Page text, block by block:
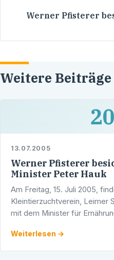
Werner Pfisterer
Weitere Beiträge
13.07.2005
Werner Pfisterer
Minister Peter Hauk
Am Freitag, 15. Juli 2005,
Kleintierzuchtverein, Leimer
mit dem Minister für
Weiterlesen →